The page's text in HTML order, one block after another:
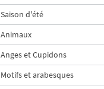
Saison d'été
Animaux
Anges et Cupidons
Motifs et arabesques